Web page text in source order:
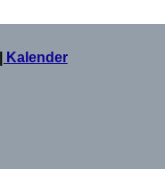
Kalender